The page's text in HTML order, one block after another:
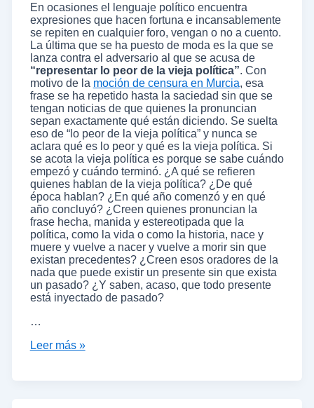
En ocasiones el lenguaje político encuentra
expresiones que hacen fortuna e incansablemente
se repiten en cualquier foro, vengan o no a cuento.
La última que se ha puesto de moda es la que se
lanza contra el adversario al que se acusa de
“representar lo peor de la vieja política”. Con
motivo de la moción de censura en Murcia, esa
frase se ha repetido hasta la saciedad sin que se
tengan noticias de que quienes la pronuncian
sepan exactamente qué están diciendo. Se suelta
eso de “lo peor de la vieja política” y nunca se
aclara qué es lo peor y qué es la vieja política. Si
se acota la vieja política es porque se sabe cuándo
empezó y cuándo terminó. ¿A qué se refieren
quienes hablan de la vieja política? ¿De qué
época hablan? ¿En qué año comenzó y en qué
año concluyó? ¿Creen quienes pronuncian la
frase hecha, manida y estereotipada que la
política, como la vida o como la historia, nace y
muere y vuelve a nacer y vuelve a morir sin que
existan precedentes? ¿Creen esos oradores de la
nada que puede existir un presente sin que exista
un pasado? ¿Y saben, acaso, que todo presente
está inyectado de pasado?
…
Leer más »